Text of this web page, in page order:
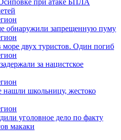
обнаружили запрещенную пуму
море двух туристов. Один погиб
за нацистское
нашли школьницу, жестоко
уголовное дело по факту
макаки